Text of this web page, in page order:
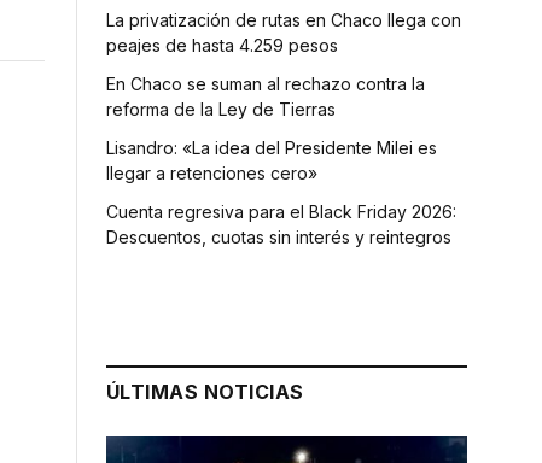
La privatización de rutas en Chaco llega con
peajes de hasta 4.259 pesos
En Chaco se suman al rechazo contra la
reforma de la Ley de Tierras
Lisandro: «La idea del Presidente Milei es
llegar a retenciones cero»
Cuenta regresiva para el Black Friday 2026:
Descuentos, cuotas sin interés y reintegros
ÚLTIMAS NOTICIAS